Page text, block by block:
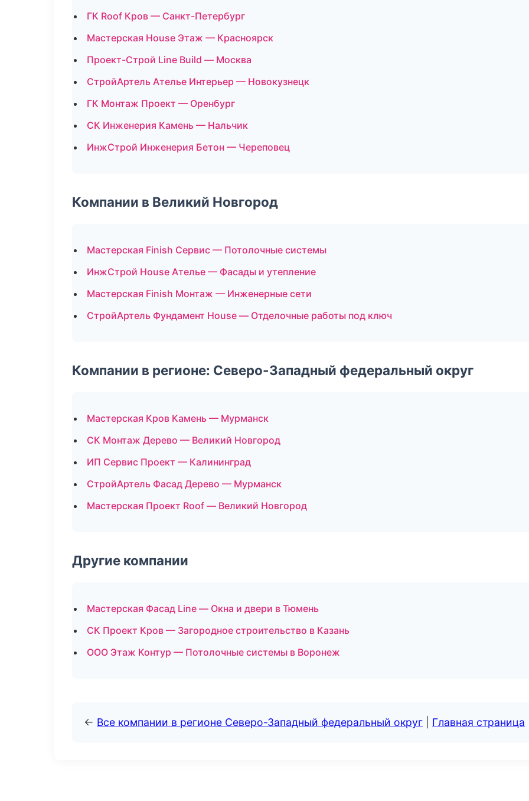
ГК Roof Кров — Санкт-Петербург
Мастерская House Этаж — Красноярск
Проект-Строй Line Build — Москва
СтройАртель Ателье Интерьер — Новокузнецк
ГК Монтаж Проект — Оренбург
СК Инженерия Камень — Нальчик
ИнжСтрой Инженерия Бетон — Череповец
Компании в Великий Новгород
Мастерская Finish Сервис — Потолочные системы
ИнжСтрой House Ателье — Фасады и утепление
Мастерская Finish Монтаж — Инженерные сети
СтройАртель Фундамент House — Отделочные работы под ключ
Компании в регионе: Северо-Западный федеральный округ
Мастерская Кров Камень — Мурманск
СК Монтаж Дерево — Великий Новгород
ИП Сервис Проект — Калининград
СтройАртель Фасад Дерево — Мурманск
Мастерская Проект Roof — Великий Новгород
Другие компании
Мастерская Фасад Line — Окна и двери в Тюмень
СК Проект Кров — Загородное строительство в Казань
ООО Этаж Контур — Потолочные системы в Воронеж
← Все компании в регионе Северо-Западный федеральный округ Главная страница